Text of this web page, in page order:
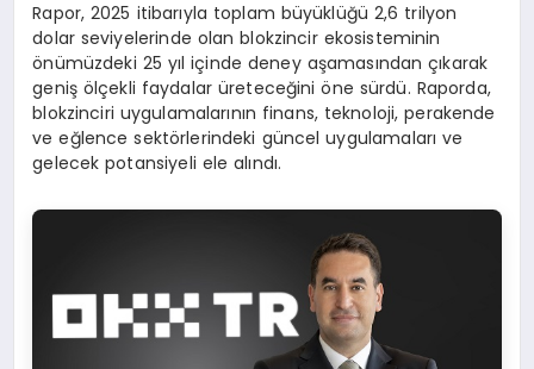
Rapor, 2025 itibarıyla toplam büyüklüğü 2,6 trilyon
dolar seviyelerinde olan blokzincir ekosisteminin
önümüzdeki 25 yıl içinde deney aşamasından çıkarak
geniş ölçekli faydalar üreteceğini öne sürdü. Raporda,
blokzinciri uygulamalarının finans, teknoloji, perakende
ve eğlence sektörlerindeki güncel uygulamaları ve
gelecek potansiyeli ele alındı.